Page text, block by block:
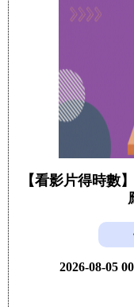
【看影片得時數
2026-08-05